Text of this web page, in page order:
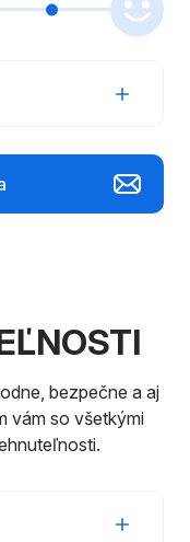
a
na mieru
a
celého
bezpečne a aj
vám so všetkými